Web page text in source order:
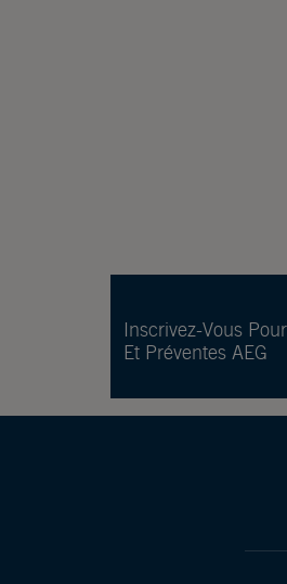
Inscrivez-Vous
Et Préventes AEG